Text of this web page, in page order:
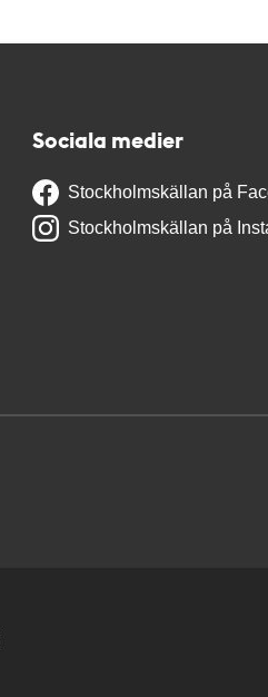
Sociala medier
Stockholmskällan på
Stockholmskällan på